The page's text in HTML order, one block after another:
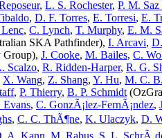
, L. S. Rochester, P. M.
, D. F. Torres, E. Torresi, E.
, C. Lynch, T. Murphy, E. M.
SKA Pathfinder), I. Arcavi,
Group), J. Cooke, M. Bailes, C.
Scalzo, R. Ridden-Harper, R. G.
X. Wang, Z. Shang, Y. Hu, M. C.
, P. Thierry, B. P. Schmidt
Evans, C. GonzÃ¡lez-FernÃ¡ndez,
, C. C. ThÃ¶ne, K. Ulaczyk, D.
A. Kann M. Rabus S. L.